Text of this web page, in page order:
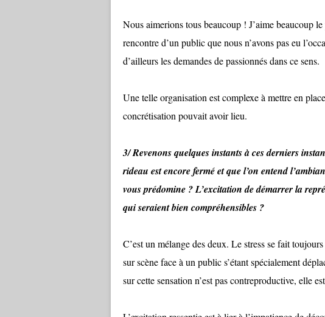
Nous aimerions tous beaucoup ! J’aime beaucoup
rencontre d’un public que nous n’avons pas eu
d’ailleurs les demandes de passionnés dans ce sens.
Une telle organisation est complexe à mettre en
concrétisation pouvait avoir lieu.
3/ Revenons quelques instants à ces derniers
rideau est encore fermé et que l’on entend
vous prédomine ? L’excitation de démarrer la
qui seraient bien compréhensibles ?
C’est un mélange des deux. Le stress se fait
sur scène face à un public s’étant spécialement
sur cette sensation n’est pas contreproductive, elle